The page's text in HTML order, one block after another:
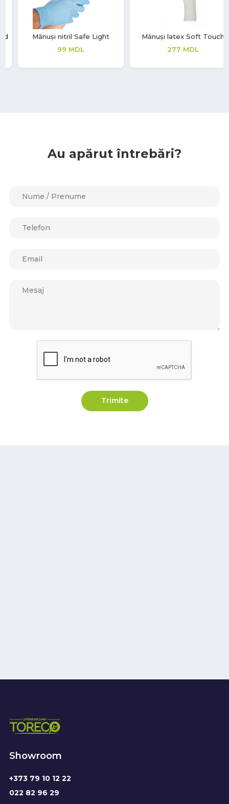
Mănuși latex Soft Touch
277MDL
Masca medicala de
Au apărut întrebări?
Trimite
Showroom
+373 79 10 12 22
022 82 96 29